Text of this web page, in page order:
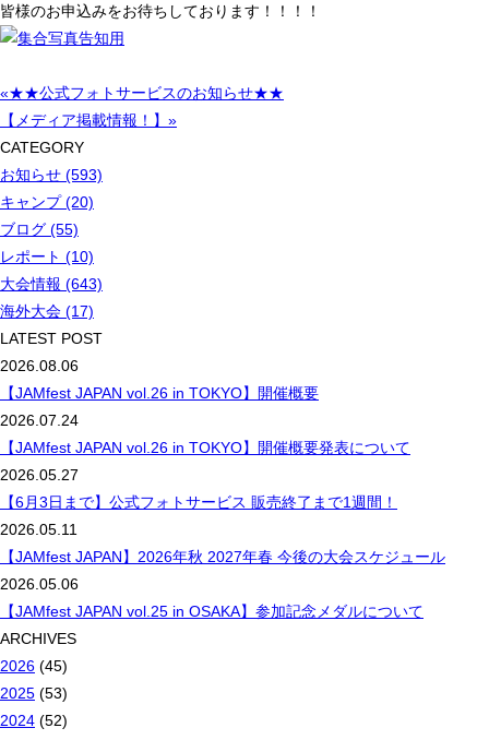
皆様のお申込みをお待ちしております！！！！
«★★公式フォトサービスのお知らせ★★
【メディア掲載情報！】»
CATEGORY
お知らせ (593)
キャンプ (20)
ブログ (55)
レポート (10)
大会情報 (643)
海外大会 (17)
LATEST POST
2026.08.06
【JAMfest JAPAN vol.26 in TOKYO】開催概要
2026.07.24
【JAMfest JAPAN vol.26 in TOKYO】開催概要発表について
2026.05.27
【6月3日まで】公式フォトサービス 販売終了まで1週間！
2026.05.11
【JAMfest JAPAN】2026年秋 2027年春 今後の大会スケジュール
2026.05.06
【JAMfest JAPAN vol.25 in OSAKA】参加記念メダルについて
ARCHIVES
2026 (45)
2025 (53)
2024 (52)